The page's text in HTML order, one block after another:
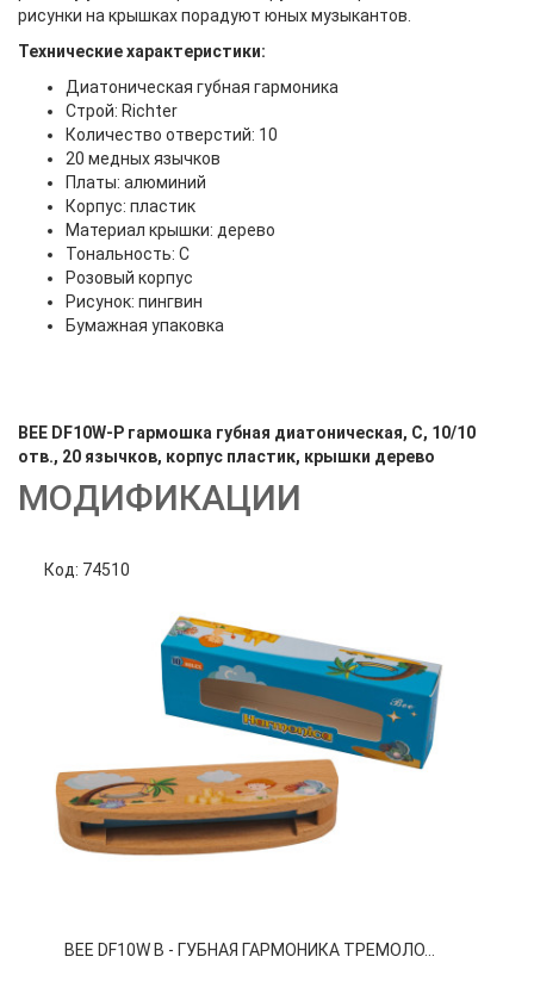
рисунки на крышках порадуют юных музыкантов.
Технические характеристики:
Диатоническая губная гармоника
Строй: Richter
Количество отверстий: 10
20 медных язычков
Платы: алюминий
Корпус: пластик
Материал крышки: дерево
Тональность: С
Розовый корпус
Рисунок: пингвин
Бумажная упаковка
BEE DF10W-P гармошка губная диатоническая, C, 10/10
отв., 20 язычков, корпус пластик, крышки дерево
МОДИФИКАЦИИ
Код: 74510
BEE DF10W B - ГУБНАЯ ГАРМОНИКА ТРЕМОЛО...